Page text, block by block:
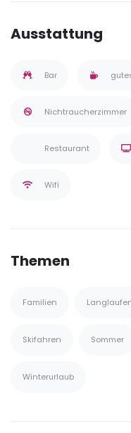
Ausstattung
Bar
Nichtraucherzimmer
Restaurant
Wifi
Themen
Familien
Skifahren Sommer
Winterurlaub